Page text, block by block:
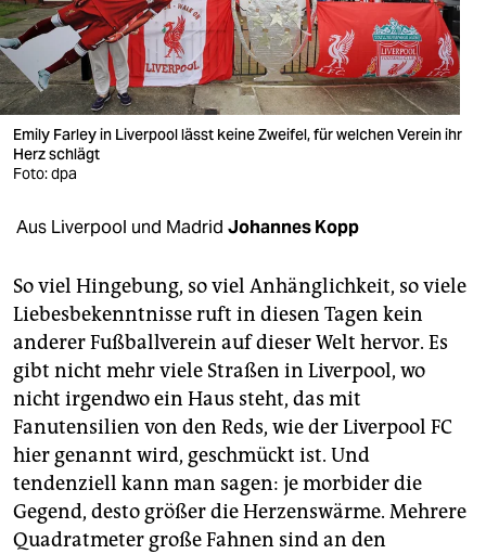
nord
wahrheit
verlag
verlag
shop
fragen & hilfe
unterstützen
abo
genossenschaft
epaper login
Emily Farley in Liverpool lässt keine Zweifel, für welchen Verein ihr
Herz schlägt
Foto: dpa
Aus Liverpool und Madrid Johannes Kopp
So viel Hingebung, so viel Anhänglichkeit, so viele
Liebesbekenntnisse ruft in diesen Tagen kein
anderer Fußballverein auf dieser Welt hervor. Es
gibt nicht mehr viele Straßen in Liverpool, wo
nicht irgendwo ein Haus steht, das mit
Fanutensilien von den Reds, wie der Liverpool FC
hier genannt wird, geschmückt ist. Und
tendenziell kann man sagen: je morbider die
Gegend, desto größer die Herzenswärme. Mehrere
Quadratmeter große Fahnen sind an den